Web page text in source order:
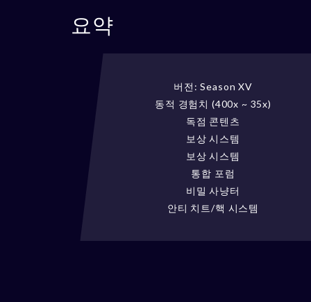
요약
버전: Season XV
동적 경험치 (400x ~ 35x)
독점 콘텐츠
보상 시스템
보상 시스템
통합 포럼
비밀 사냥터
안티 치트/핵 시스템